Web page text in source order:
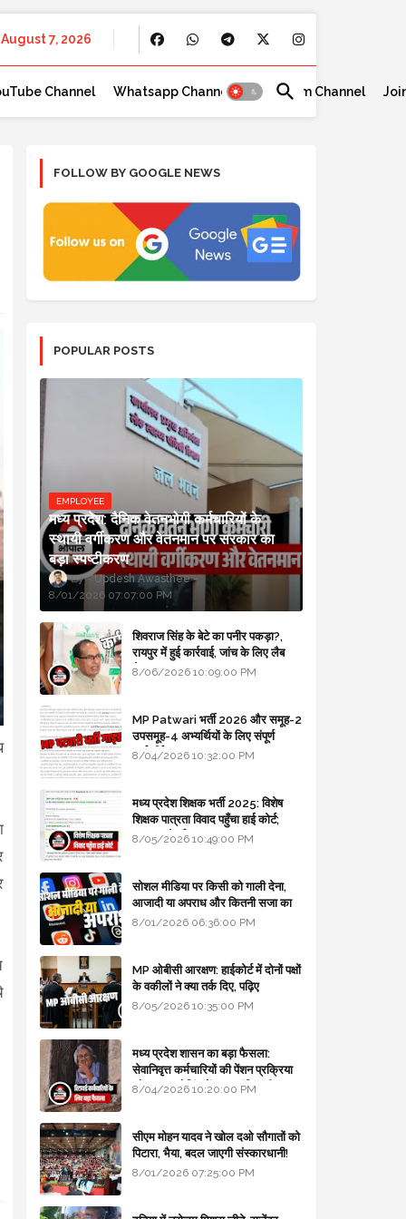
August 7, 2026
Channel Whatsapp Channel Telegram Channel
FOLLOW BY GOOGLE NEWS
POPULAR POSTS
EMPLOYEE
मध्य प्रदेश: दैनिक वेतनभोगी कर्मचारियों के
स्थायी वर्गीकरण और वेतनमान पर सरकार का
बड़ा स्पष्टीकरण
Updesh Awasthee
8/01/2026 07:07:00 PM
शिवराज सिंह के बेटे का पनीर पकड़ा?,
रायपुर में हुई कार्रवाई, जांच के लिए लैब
भेजा
8/06/2026 10:09:00 PM
MP Patwari भर्ती 2026 और समूह-2
उपसमूह-4 अभ्यर्थियों के लिए संपूर्ण
मार्गदर्शिका
8/04/2026 10:32:00 PM
मध्य प्रदेश शिक्षक भर्ती 2025: विशेष
शिक्षक पात्रता विवाद पहुँचा हाई कोर्ट;
सरकार से माँगा जवाब
8/05/2026 10:49:00 PM
सोशल मीडिया पर किसी को गाली देना,
आजादी या अपराध और कितनी सजा का
प्रावधान - free legal advice
8/01/2026 06:36:00 PM
MP ओबीसी आरक्षण: हाईकोर्ट में दोनों पक्षों
के वकीलों ने क्या तर्क दिए, पढ़िए
8/05/2026 10:35:00 PM
मध्य प्रदेश शासन का बड़ा फैसला:
सेवानिवृत्त कर्मचारियों की पेंशन प्रक्रिया
और बजट कोडिंग में हुए क्रांतिकारी
8/04/2026 10:20:00 PM
सीएम मोहन यादव ने खोल दओ सौगातों को
पिटारा, भैया, बदल जाएगी संस्कारधानी!
8/01/2026 07:25:00 PM